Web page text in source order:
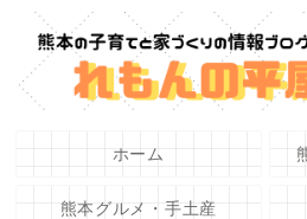
ホーム
熊本グルメ・手土産